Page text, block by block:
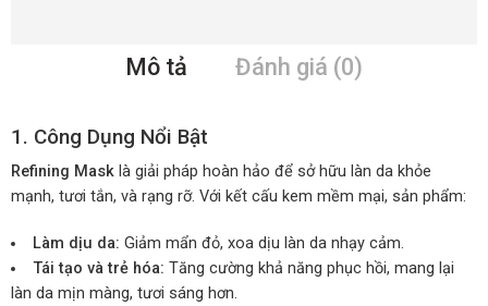
Mô tả Đánh giá (0)
1. Công Dụng Nổi Bật
Refining Mask là giải pháp hoàn hảo để sở hữu làn da khỏe
mạnh, tươi tắn, và rạng rỡ. Với kết cấu kem mềm mại, sản phẩm:
Làm dịu da: Giảm mẩn đỏ, xoa dịu làn da nhạy cảm.
Tái tạo và trẻ hóa: Tăng cường khả năng phục hồi, mang lại
làn da mịn màng, tươi sáng hơn.